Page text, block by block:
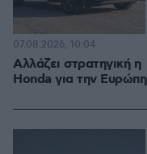
Αλλάζει στρατηγική η
Honda για την Ευρώπη
07.08.2026, 10:04